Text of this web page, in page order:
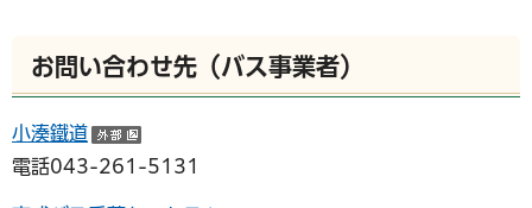
お問い合わせ先（バス事業者）
小湊鐵道
電話043-261-5131